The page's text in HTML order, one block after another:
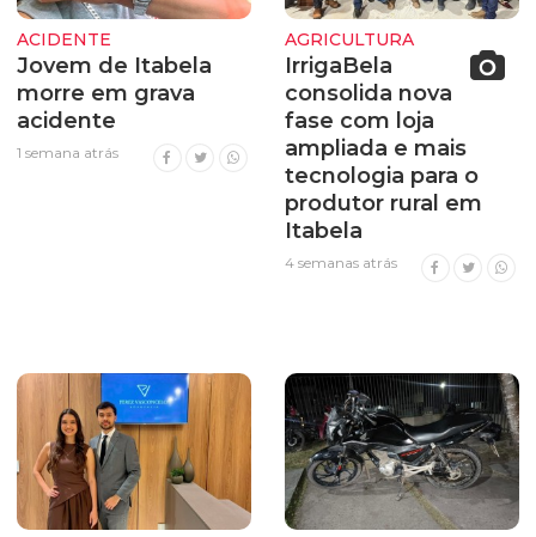
ACIDENTE
Jovem de Itabela
morre em grava
acidente
1 semana atrás
AGRICULTURA
IrrigaBela
consolida nova
fase com loja
ampliada e mais
tecnologia para o
produtor rural em
Itabela
4 semanas atrás